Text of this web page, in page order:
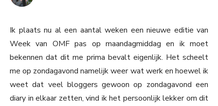
Ik plaats nu al een aantal weken een nieuwe editie van
Week van OMF pas op maandagmiddag en ik moet
bekennen dat dit me prima bevalt eigenlijk. Het scheelt
me op zondagavond namelijk weer wat werk en hoewel ik
weet dat veel bloggers gewoon op zondagavond een
diary in elkaar zetten, vind ik het persoonlijk lekker om dit